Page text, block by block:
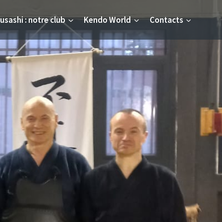
: notre club Kendo World Contacts